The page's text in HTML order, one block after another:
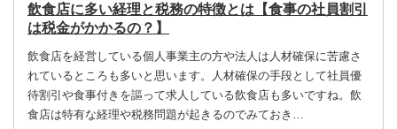
飲食店に多い経理と税務の特徴とは【食事の社員割引
は税金がかかるの？】
飲食店を経営している個人事業主の方や法人は人材確保に苦慮さ
れているところも多いと思います。人材確保の手段として社員優
待割引や食事付きを謳って求人している飲食店も多いですね。飲
食店は特有な経理や税務問題が起きるのでみておき…